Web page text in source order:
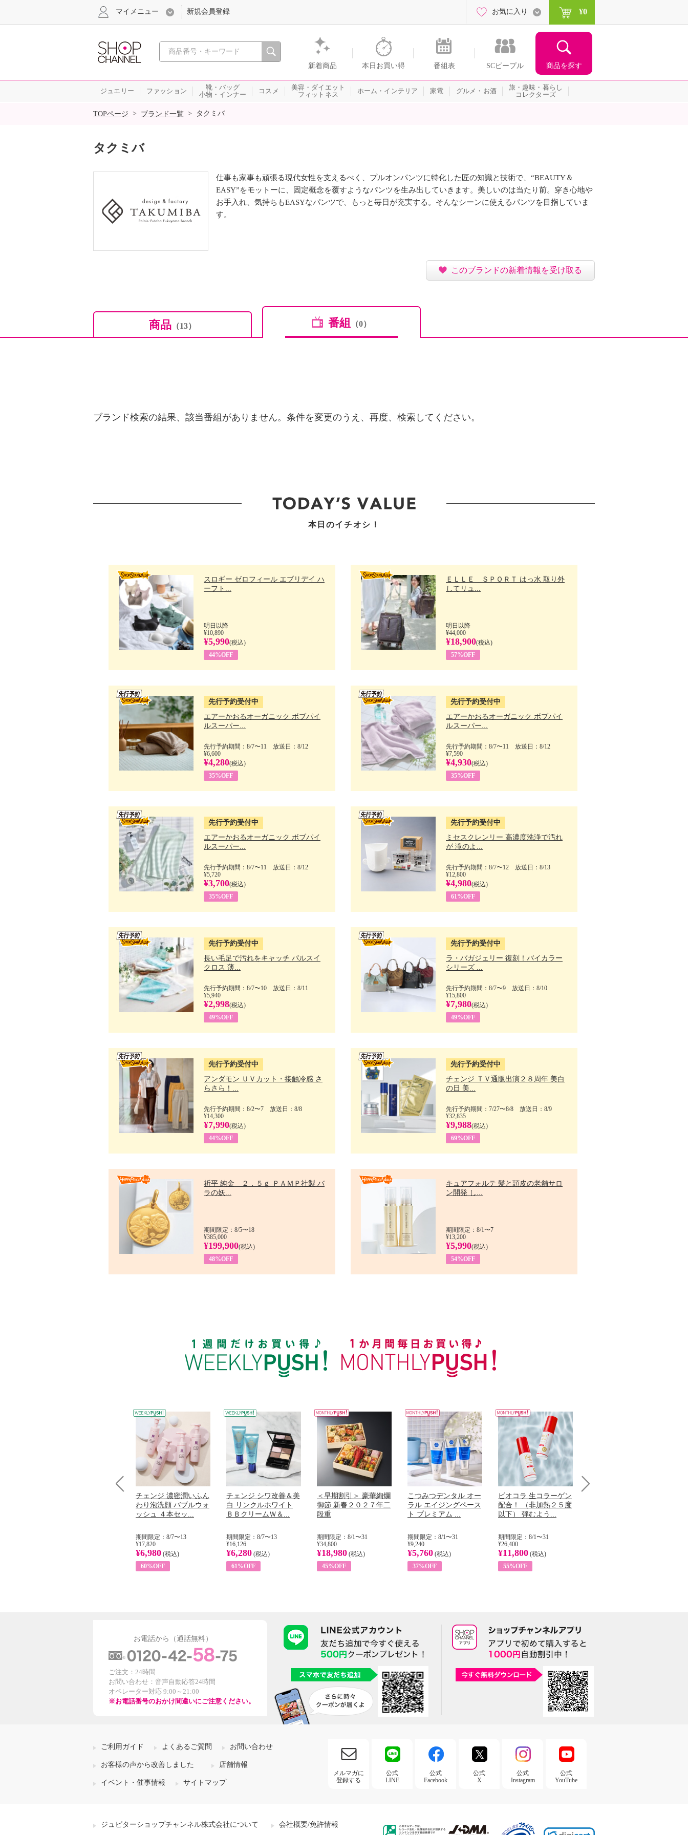
心おどる、瞬間を。通販・テレビショッピングのショップチャンネル
新着商品 本日お買い得 番組表 SCピープル 商品を探す
マイメニュー 新規会員登録 お気に入り ¥0
ジュエリー ファッション
靴・バッグ
小物・インナー
コスメ
美容・ダイエット
フィットネス
ホーム・インテリア 家電 グルメ・お酒
旅・趣味・暮らし
コレクターズ
SALE
TOPページ > ブランド一覧 > タクミバ
タクミバ
仕事も家事も頑張る現代女性を支えるべく、プルオンパンツに特化した匠の知識と技術で、“BEAUTY＆
EASY”をモットーに、固定概念を覆すようなパンツを生み出していきます。美しいのは当たり前。穿き心地や
お手入れ、気持ちもEASYなパンツで、もっと毎日が充実する。そんなシーンに使えるパンツを目指していま
す。
このブランドの新着情報を受け取る
商品 （13） 番組 （0）
ブランド検索の結果、該当番組がありません。条件を変更のうえ、再度、検索してください。
本日のイチオシ！
スロギー ゼロフィール エブリデイ ハ
ーフト...
明日以降
¥10,890
¥5,990(税込)
44%OFF
ＥＬＬＥ ＳＰＯＲＴ はっ水 取り外
してリュ...
明日以降
¥44,000
¥18,900(税込)
57%OFF
先行予約受付中
エアーかおるオーガニック ボブパイ
ルスーパー...
先行予約期間：8/7〜11 放送日：8/12
¥6,600
¥4,280(税込)
35%OFF
先行予約受付中
エアーかおるオーガニック ボブパイ
ルスーパー...
先行予約期間：8/7〜11 放送日：8/12
¥7,590
¥4,930(税込)
35%OFF
先行予約受付中
エアーかおるオーガニック ボブパイ
ルスーパー...
先行予約期間：8/7〜11 放送日：8/12
¥5,720
¥3,700(税込)
35%OFF
先行予約受付中
ミセスクレンリー 高濃度洗浄で汚れ
が 滝のよ...
先行予約期間：8/7〜12 放送日：8/13
¥12,800
¥4,980(税込)
61%OFF
先行予約受付中
長い毛足で汚れをキャッチ パルスイ
クロス 薄...
先行予約期間：8/7〜10 放送日：8/11
¥5,940
¥2,998(税込)
49%OFF
先行予約受付中
ラ・バガジェリー 復刻！バイカラー
シリーズ ...
先行予約期間：8/7〜9 放送日：8/10
¥15,800
¥7,980(税込)
49%OFF
先行予約受付中
アンダモン ＵＶカット・接触冷感 さ
らさら！...
先行予約期間：8/2〜7 放送日：8/8
¥14,300
¥7,990(税込)
44%OFF
先行予約受付中
チェンジ ＴＶ通販出演２８周年 美白
の日 美...
先行予約期間：7/27〜8/8 放送日：8/9
¥32,835
¥9,988(税込)
69%OFF
祈平 純金 ２．５ｇ ＰＡＭＰ社製 バ
ラの妖...
期間限定：8/5〜18
¥385,000
¥199,900(税込)
48%OFF
キュアフォルテ 髪と頭皮の老舗サロ
ン開発 し...
期間限定：8/1〜7
¥13,200
¥5,990(税込)
54%OFF
チェンジ 濃密潤いふん
わり泡洗顔 バブルウォ
ッシュ ４本セッ...
期間限定：8/7〜13
¥17,820
¥6,980 (税込)
60%OFF
チェンジ シワ改善＆美
白 リンクルホワイト
ＢＢクリームＷ＆...
期間限定：8/7〜13
¥16,126
¥6,280 (税込)
61%OFF
＜早期割引＞ 豪華絢爛
御節 新春２０２７年二
段重
期間限定：8/1〜31
¥34,800
¥18,980 (税込)
45%OFF
こつみつデンタル オー
ラル エイジングペース
ト プレミアム ...
期間限定：8/1〜31
¥9,240
¥5,760 (税込)
37%OFF
ビオコラ 生コラーゲン
配合！ （非加熱２５度
以下） 弾むよう...
期間限定：8/1〜31
¥26,400
¥11,800 (税込)
55%OFF
お電話から（通話無料）
ご注文：24時間
お問い合わせ：音声自動応答24時間
オペレーター対応 9:00～21:00
※お電話番号のおかけ間違いにご注意ください。
ご利用ガイド よくあるご質問 お問い合わせ
お客様の声から改善しました 店舗情報
イベント・催事情報 サイトマップ
メルマガに
登録する
公式
LINE
公式
Facebook
公式
X
公式
Instagram
公式
YouTube
ジュピターショップチャンネル株式会社について 会社概要/免許情報